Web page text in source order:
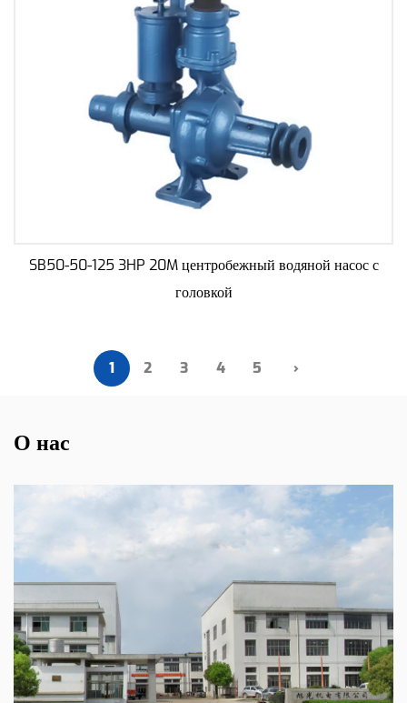
SB50-50-125 3HP 20M центробежный водяной насос с
головкой
1 2 3 4 5 ›
О нас